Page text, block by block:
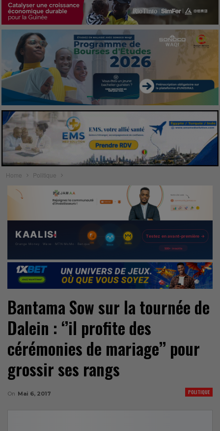
Home Politique
Bantama Sow sur la tournée de
Dalein : ‘’il profite des
cérémonies de mariage’’ pour
grossir ses rangs
POLITIQUE
On Mai 6, 2017